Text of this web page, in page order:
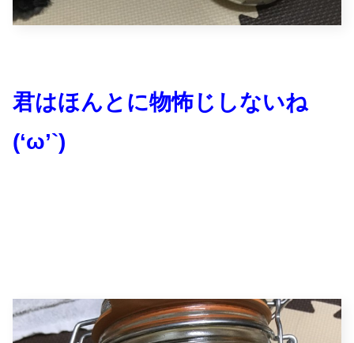
君はほんとに物怖じしないね
(‘ω’`)